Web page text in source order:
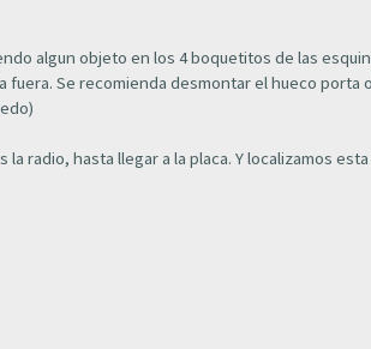
algun objeto en los 4 boquetitos de las
fuera. Se recomienda desmontar el hueco
radio, hasta llegar a la placa. Y localizamos